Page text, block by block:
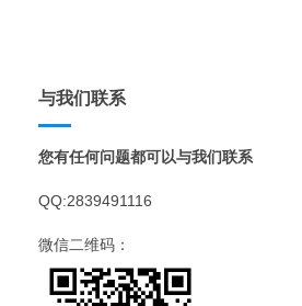
与我们联系
您有任何问题都可以与我们联系
QQ:2839491116
微信二维码：